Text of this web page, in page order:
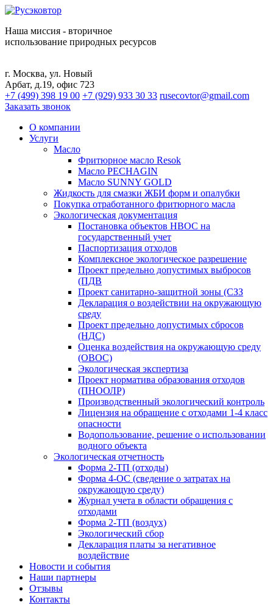
Наша миссия - вторичное
использование природных ресурсов
г. Москва, ул. Новый
Арбат, д.19, офис 723
+7 (499) 398 19 00 +7 (929) 933 30 33 rusecovtor@gmail.com
Заказать звонок
О компании
Услуги
Масло
Фритюрное масло Resok
Масло PECHAGIN
Масло SUNNY GOLD
Жидкость для смазки ЖБИ форм и опалубки
Покупка отработанного фритюрного масла
Экологическая документация
Постановка объектов НВОС на
государственный учет
Паспортизация отходов
Комплексное экологическое разрешение
Проект предельно допустимых выбросов
(ПДВ
Проект санитарно-защитной зоны (СЗЗ
Декларация о воздействии на окружающую
среду
Проект предельно допустимых сбросов
(НДС)
Оценка воздействия на окружающую среду
(ОВОС)
Экологическая экспертиза
Проект норматива образования отходов
(ПНООЛР)
Производственный экологический контроль
Лицензия на обращение с отходами 1-4 класс
опасности
Водопользование, решение о использовании
водного объекта
Экологическая отчетность
Форма 2-ТП (отходы)
Форма 4-ОС (сведение о затратах на
окружающую среду)
Журнал учета в области обращения с
отходами
Форма 2-ТП (воздух)
Экологический сбор
Декларация платы за негативное
воздействие
Новости и события
Наши партнеры
Отзывы
Контакты